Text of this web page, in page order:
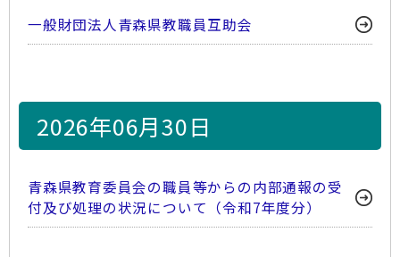
一般財団法人青森県教職員互助会
2026年06月30日
青森県教育委員会の職員等からの内部通報の受
付及び処理の状況について（令和7年度分）